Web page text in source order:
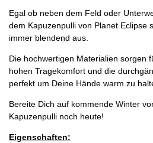
Egal ob neben dem Feld oder
dem Kapuzenpulli von Planet Eclipse
immer blendend aus.
Die hochwertigen Materialien sorgen
hohen Tragekomfort und die
perfekt um Deine Hände warm zu
Bereite Dich auf kommende Winter
Kapuzenpulli noch heute!
Eigenschaften: